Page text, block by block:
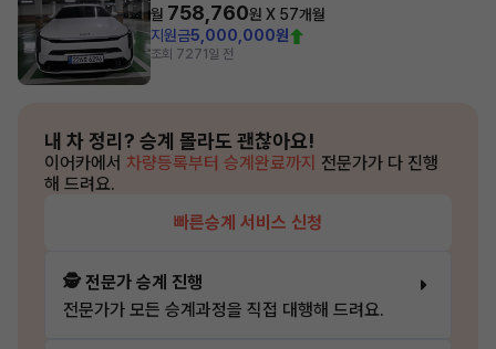
월 758,760원 X 57개월
지원금5,000,000원
조회 7271일 전
내 차 정리? 승계 몰라도 괜찮아요!
이어카에서 차량등록부터 승계완료까지 전문가가 다 진행
해 드려요.
빠른승계 서비스 신청
🕵️ 전문가 승계 진행
전문가가 모든 승계과정을 직접 대행해 드려요.